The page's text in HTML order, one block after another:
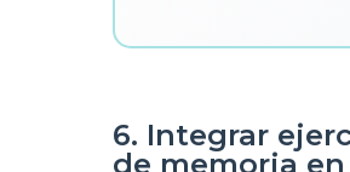
6. Integrar
de memoria en